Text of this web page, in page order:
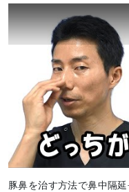
豚鼻を治す方法で鼻中隔